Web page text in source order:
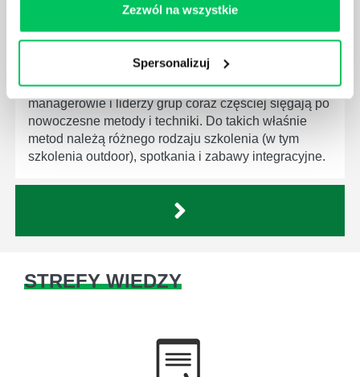
Zezwól na wszystkie
Spersonalizuj
CZY INTEGRACJA WPŁYWA NA PRAWIDŁOWY
PRACOWNIKÓW?
W celu jak najlepszego i najskuteczniejszego
zarządzania pracownikami, przedsiębiorcy,
managerowie i liderzy grup coraz częściej sięgają po
nowoczesne metody i techniki. Do takich właśnie
metod należą różnego rodzaju szkolenia (w tym
szkolenia outdoor), spotkania i zabawy integracyjne.
STREFY WIEDZY